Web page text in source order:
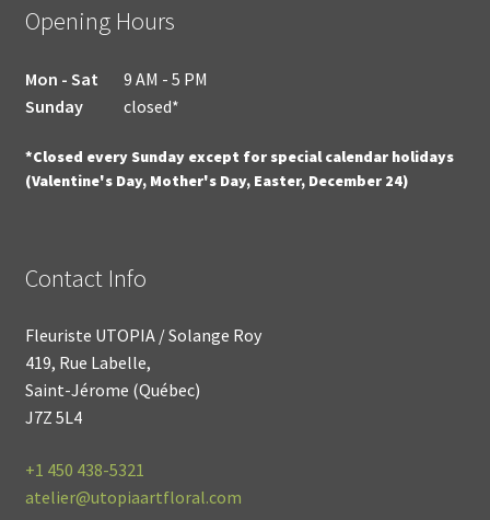
Opening Hours
Mon - Sat
9 AM - 5 PM
Sunday
closed*
*Closed every Sunday except for special calendar holidays
(Valentine's Day, Mother's Day, Easter, December 24)
Contact Info
Fleuriste UTOPIA / Solange Roy
419, Rue Labelle,
Saint-Jérome (Québec)
J7Z 5L4
+1 450 438-5321
atelier@utopiaartfloral.com